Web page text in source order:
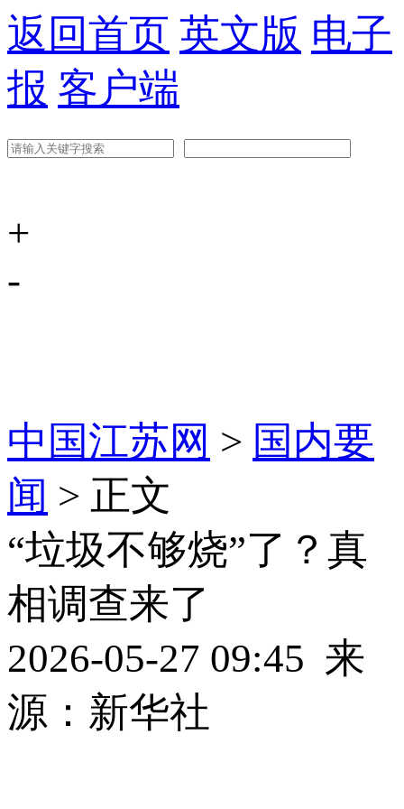
返回首页 英文版 电子
报 客户端
+
-
中国江苏网 > 国内要
闻 > 正文
“垃圾不够烧”了？真
相调查来了
2026-05-27 09:45 来
源：新华社